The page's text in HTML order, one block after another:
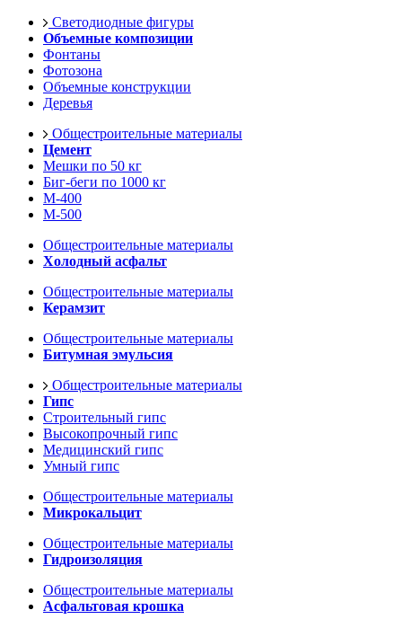
Светодиодные фигуры
Объемные композиции
Фонтаны
Фотозона
Объемные конструкции
Деревья
Общестроительные материалы
Цемент
Мешки по 50 кг
Биг-беги по 1000 кг
М-400
М-500
Общестроительные материалы
Холодный асфальт
Общестроительные материалы
Керамзит
Общестроительные материалы
Битумная эмульсия
Общестроительные материалы
Гипс
Строительный гипс
Высокопрочный гипс
Медицинский гипс
Умный гипс
Общестроительные материалы
Микрокальцит
Общестроительные материалы
Гидроизоляция
Общестроительные материалы
Асфальтовая крошка